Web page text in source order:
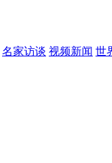
名家访谈 视频新闻 世